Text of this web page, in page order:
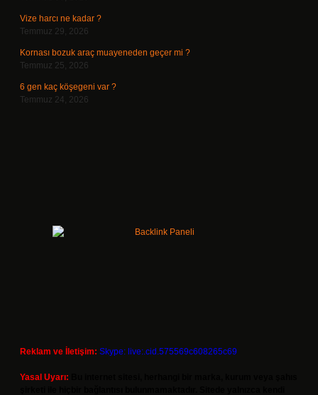
Vize harcı ne kadar ?
Temmuz 29, 2026
Kornası bozuk araç muayeneden geçer mi ?
Temmuz 25, 2026
6 gen kaç köşegeni var ?
Temmuz 24, 2026
Reklam ve İletişim: Skype: live:.cid.575569c608265c69
Yasal Uyarı: